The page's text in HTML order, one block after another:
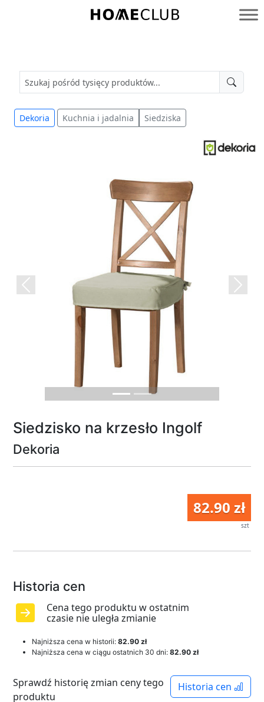
Homeclub
Dekoria Kuchnia i jadalnia Siedziska
Previous Next
Siedzisko na krzesło Ingolf
Dekoria
82.90 zł
szt
Historia cen
Cena tego produktu w ostatnim
czasie nie uległa zmianie
Najniższa cena w historii: 82.90 zł
Najniższa cena w ciągu ostatnich 30 dni: 82.90 zł
Historia cen
Sprawdź historię zmian ceny tego
produktu